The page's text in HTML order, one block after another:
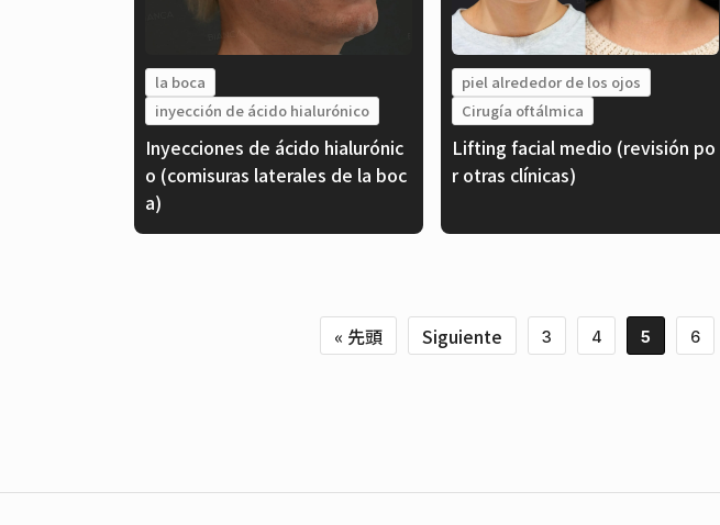
la boca
inyección de ácido hialurónico
Inyecciones de ácido hialurónic
o (comisuras laterales de la boc
a)
piel alrededor de los ojos
Cirugía oftálmica
Lifting facial medio (revisión po
r otras clínicas)
« 先頭 Siguiente 3 4 5 6